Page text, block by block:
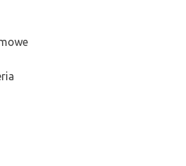
z metalowymi końcówkami
i poliesterowy
i gadżetów